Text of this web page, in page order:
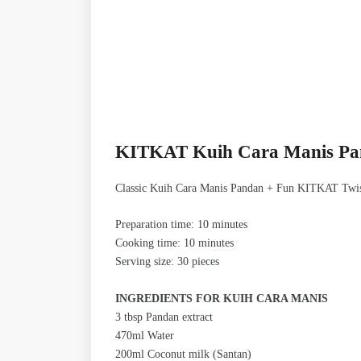
KITKAT Kuih Cara Manis
Classic Kuih Cara Manis Pandan + Fun KITKAT
Preparation time: 10 minutes
Cooking time: 10 minutes
Serving size: 30 pieces
INGREDIENTS FOR KUIH CARA MANIS
3 tbsp Pandan extract
470ml Water
200ml Coconut milk (Santan)